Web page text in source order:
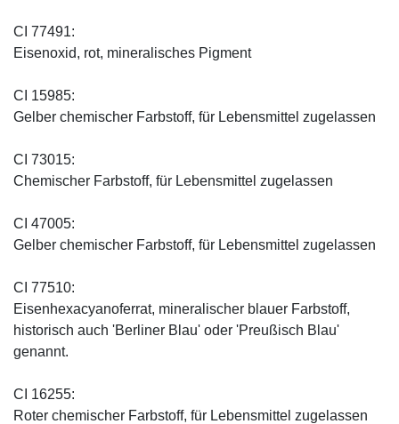
CI 77491:
Eisenoxid, rot, mineralisches Pigment
CI 15985:
Gelber chemischer Farbstoff, für Lebensmittel zugelassen
CI 73015:
Chemischer Farbstoff, für Lebensmittel zugelassen
CI 47005:
Gelber chemischer Farbstoff, für Lebensmittel zugelassen
CI 77510:
Eisenhexacyanoferrat, mineralischer blauer Farbstoff,
historisch auch 'Berliner Blau' oder 'Preußisch Blau'
genannt.
CI 16255:
Roter chemischer Farbstoff, für Lebensmittel zugelassen